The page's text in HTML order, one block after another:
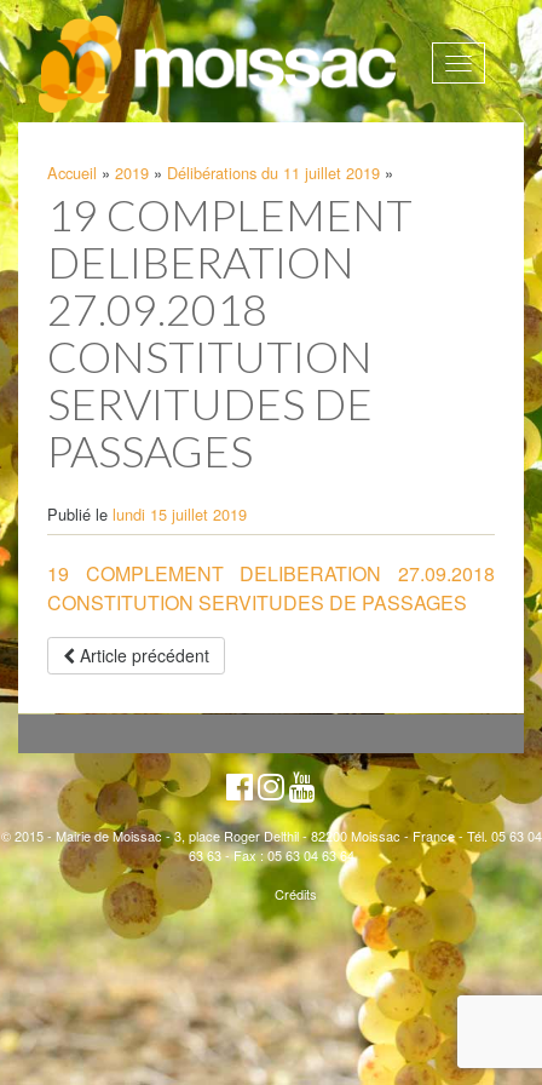
Afficher
la
Accueil » 2019 » Délibérations du 11 juillet 2019 »
19 COMPLEMENT
DELIBERATION
27.09.2018
CONSTITUTION
SERVITUDES DE
PASSAGES
Publié le lundi 15 juillet 2019
19 COMPLEMENT DELIBERATION 27.09.2018
CONSTITUTION SERVITUDES DE PASSAGES
Article précédent
© 2015 - Mairie de Moissac - 3, place Roger Delthil - 82200 Moissac - France - Tél. 05 63 04
63 63 - Fax : 05 63 04 63 64
Crédits